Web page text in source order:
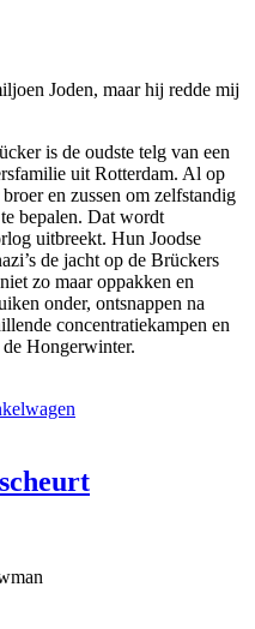
Joden, maar hij redde mij
is de oudste telg van een
uit Rotterdam. Al op
en zussen om zelfstandig
bepalen. Dat wordt
uitbreekt. Hun Joodse
de jacht op de Brückers
zo maar oppakken en
onder, ontsnappen na
concentratiekampen en
Hongerwinter.